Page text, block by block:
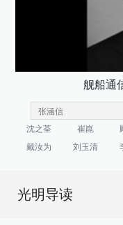
舰船通
沈之荃 崔崑
戴汝为
刘玉清
光明导读